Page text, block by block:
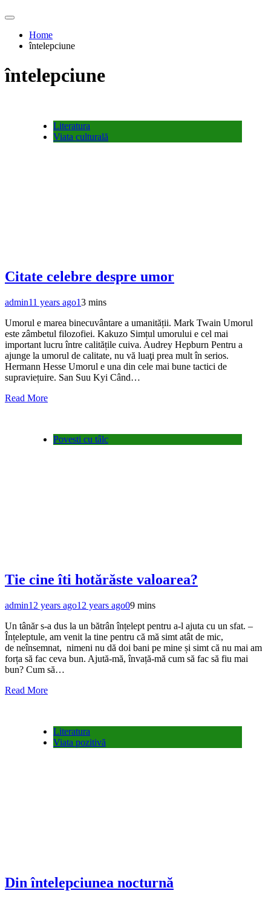
Home
întelepciune
întelepciune
Literatura
Viata culturală
Citate celebre despre umor
admin11 years ago13 mins
Umorul e marea binecuvântare a umanității. Mark Twain Umorul
este zâmbetul filozofiei. Kakuzo Simțul umorului e cel mai
important lucru între calitățile cuiva. Audrey Hepburn Pentru a
ajunge la umorul de calitate, nu vă luaţi prea mult în serios.
Hermann Hesse Umorul e una din cele mai bune tactici de
supraviețuire. San Suu Kyi Când…
Read More
Povesti cu tâlc
Tie cine îti hotărăste valoarea?
admin12 years ago12 years ago09 mins
Un tânăr s-a dus la un bătrân înțelept pentru a-l ajuta cu un sfat. –
Înțeleptule, am venit la tine pentru că mă simt atât de mic,
de neînsemnat, nimeni nu dă doi bani pe mine și simt că nu mai am
forța să fac ceva bun. Ajută-mă, învață-mă cum să fac să fiu mai
bun? Cum să…
Read More
Literatura
Viata pozitivă
Din întelepciunea nocturnă